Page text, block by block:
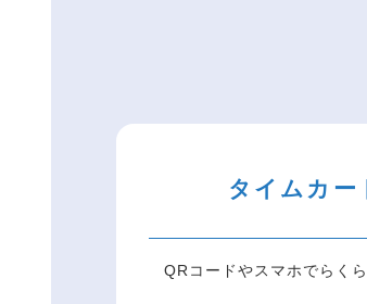
タイムカー
QRコードやスマホでらくら